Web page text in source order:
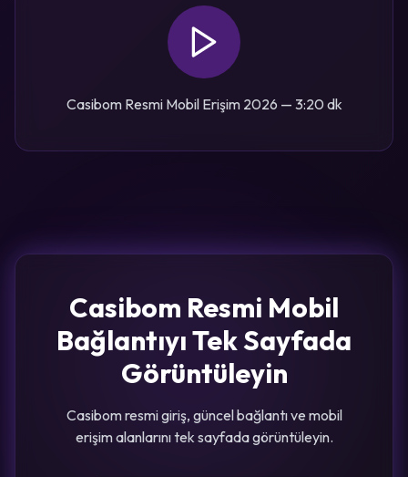
Casibom Resmi Mobil Erişim 2026 — 3:20 dk
Casibom Resmi Mobil
Bağlantıyı Tek Sayfada
Görüntüleyin
Casibom resmi giriş, güncel bağlantı ve mobil
erişim alanlarını tek sayfada görüntüleyin.